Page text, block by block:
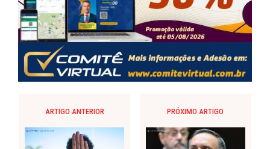
ARTIGO ANTERIOR PRÓXIMO ARTIGO